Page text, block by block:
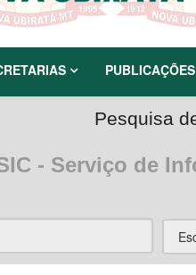
PUBLICAÇÕES
Pesquisa
- Serviço de